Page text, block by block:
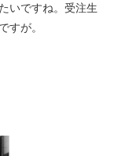
いですね。受注生
すが。